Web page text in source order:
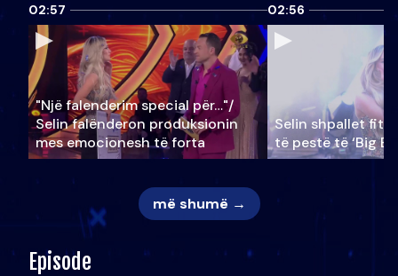
02:57
"Një falenderim special për…"/
Selin falënderon produksionin
mes emocionesh të forta
02:56
Selin shpallet
të pestë të ‘Big
më shumë →
Episode